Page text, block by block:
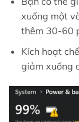
xuống một
thêm 30-60
Kích hoạt
giảm xuống